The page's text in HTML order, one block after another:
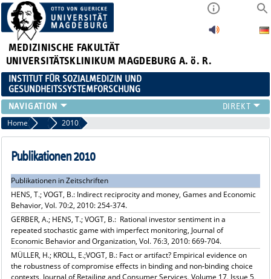
MEDIZINISCHE FAKULTÄT
UNIVERSITÄTSKLINIKUM MAGDEBURG A. ö. R.
INSTITUT FÜR SOZIALMEDIZIN UND
GESUNDHEITSSYSTEMFORSCHUNG
LEHRE
UNSER INSTITUT
TEAM
PUBLIKATIONEN
STELLENANGEBOTE
QUALIFIKATIONSARBEITEN
Home Publikationsarchiv
2010
Publikationen 2010
Publikationen in Zeitschriften
HENS, T.; VOGT, B.: Indirect reciprocity and money, Games and Economic
Behavior, Vol. 70:2, 2010: 254-374.
GERBER, A.; HENS, T.; VOGT, B.: Rational investor sentiment in a
repeated stochastic game with imperfect monitoring, Journal of
Economic Behavior and Organization, Vol. 76:3, 2010: 669-704.
MÜLLER, H.; KROLL, E.;VOGT, B.: Fact or artifact? Empirical evidence on
the robustness of compromise effects in binding and non-binding choice
contexts, Journal of Retailing and Consumer Services, Volume 17, Issue 5,